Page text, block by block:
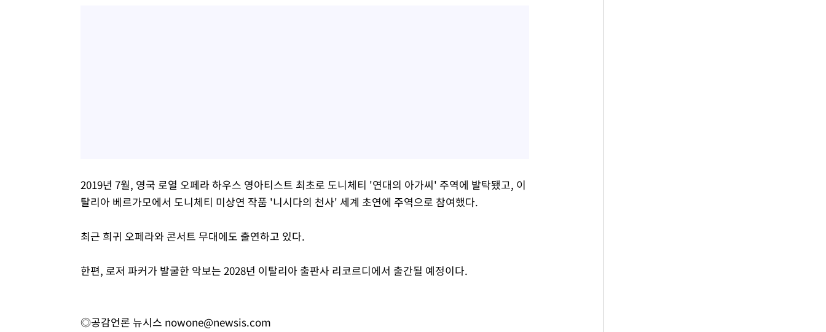
2019년 7월, 영국 로열 오페라 하우스 영아티스트 최초로 도니체티 '연대의 아가씨' 주역에 발탁됐고, 이
탈리아 베르가모에서 도니체티 미상연 작품 '니시다의 천사' 세계 초연에 주역으로 참여했다.
최근 희귀 오페라와 콘서트 무대에도 출연하고 있다.
한편, 로저 파커가 발굴한 악보는 2028년 이탈리아 출판사 리코르디에서 출간될 예정이다.
◎공감언론 뉴시스 nowone@newsis.com